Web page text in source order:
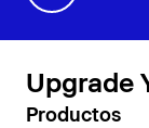
Upgrade
Productos